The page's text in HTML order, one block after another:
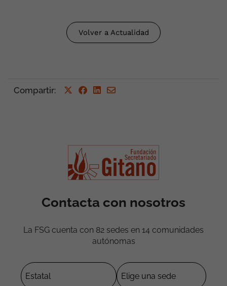
Volver a Actualidad
Compartir:
Contacta con nosotros
La FSG cuenta con 82 sedes en 14 comunidades
autónomas